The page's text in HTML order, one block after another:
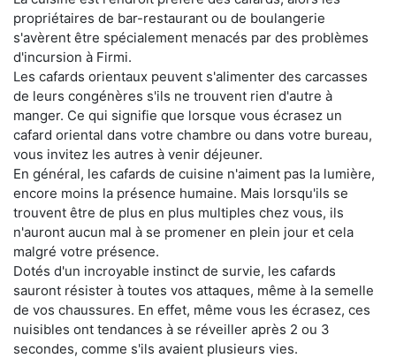
propriétaires de bar-restaurant ou de boulangerie
s'avèrent être spécialement menacés par des problèmes
d'incursion à Firmi.
Les cafards orientaux peuvent s'alimenter des carcasses
de leurs congénères s'ils ne trouvent rien d'autre à
manger. Ce qui signifie que lorsque vous écrasez un
cafard oriental dans votre chambre ou dans votre bureau,
vous invitez les autres à venir déjeuner.
En général, les cafards de cuisine n'aiment pas la lumière,
encore moins la présence humaine. Mais lorsqu'ils se
trouvent être de plus en plus multiples chez vous, ils
n'auront aucun mal à se promener en plein jour et cela
malgré votre présence.
Dotés d'un incroyable instinct de survie, les cafards
sauront résister à toutes vos attaques, même à la semelle
de vos chaussures. En effet, même vous les écrasez, ces
nuisibles ont tendances à se réveiller après 2 ou 3
secondes, comme s'ils avaient plusieurs vies.